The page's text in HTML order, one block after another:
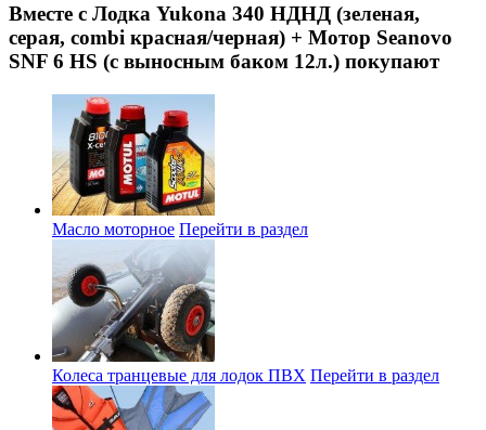
Вместе с Лодка Yukona 340 НДНД (зеленая,
серая, combi красная/черная) + Мотор Seanovo
SNF 6 HS (с выносным баком 12л.) покупают
Масло моторное Перейти в раздел
Колеса транцевые для лодок ПВХ Перейти в раздел